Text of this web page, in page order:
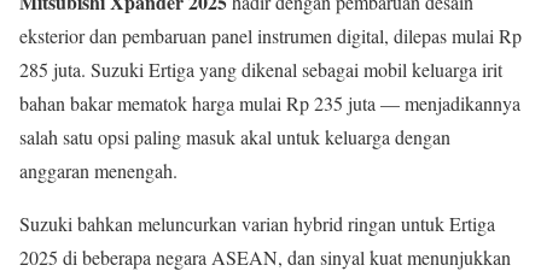
eksterior dan pembaruan panel instrumen digital, dilepas mulai Rp
285 juta. Suzuki Ertiga yang dikenal sebagai mobil keluarga irit
bahan bakar mematok harga mulai Rp 235 juta — menjadikannya
salah satu opsi paling masuk akal untuk keluarga dengan
anggaran menengah.
Suzuki bahkan meluncurkan varian hybrid ringan untuk Ertiga
2025 di beberapa negara ASEAN, dan sinyal kuat menunjukkan